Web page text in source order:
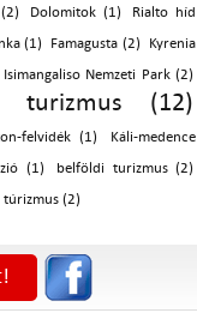
Dolomitok (1)
Rialto híd
(1) Famagusta (2)
Kyrenia
Isimangaliso Nemzeti Park (2)
turizmus (12)
felvidék (1)
Káli-medence
(1)
belföldi turizmus (2)
túrizmus (2)